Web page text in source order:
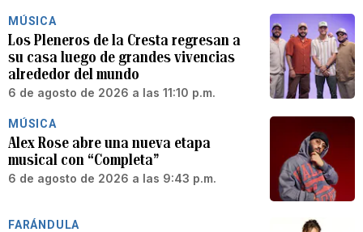
MÚSICA
Los Pleneros de la Cresta regresan a
su casa luego de grandes vivencias
alrededor del mundo
6 de agosto de 2026 a las 11:10 p.m.
MÚSICA
Alex Rose abre una nueva etapa
musical con “Completa”
6 de agosto de 2026 a las 9:43 p.m.
FARÁNDULA